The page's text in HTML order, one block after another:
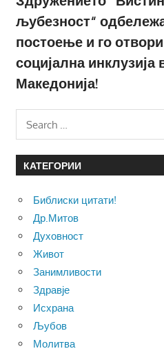
љубезност“
постоење и го
социјална инклузија
Македонија!
КАТЕГОРИИ
Библиски цитати!
Др.Митов
Духовност
Живот
Занимливости
Здравје
Исхрана
Љубов
Молитва